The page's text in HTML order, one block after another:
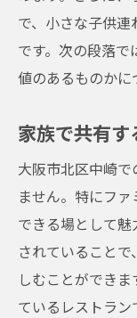
で、小さな子供
です。次の段落
値のあるものかに
家族で共有
大阪市北区中崎
ません。特にフ
できる場として
されていること
しむことができ
ているレストラン